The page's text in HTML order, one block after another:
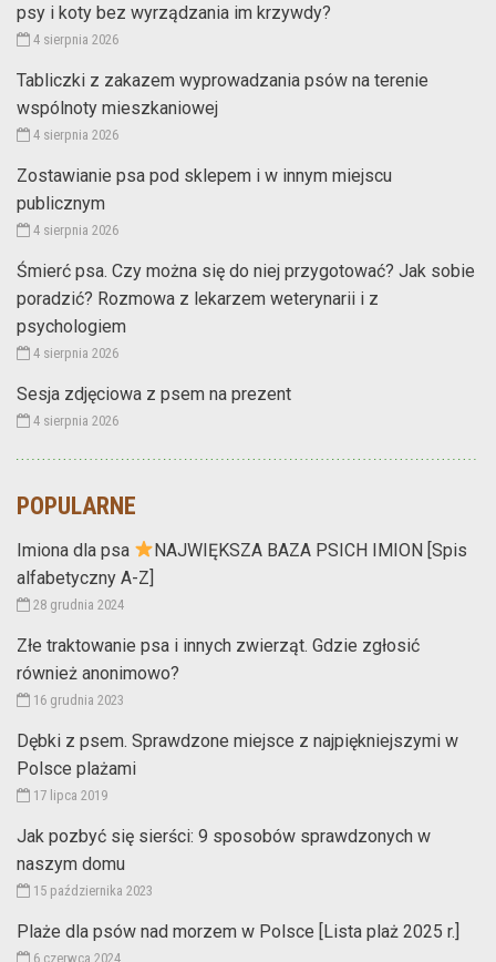
psy i koty bez wyrządzania im krzywdy?
4 sierpnia 2026
Tabliczki z zakazem wyprowadzania psów na terenie
wspólnoty mieszkaniowej
4 sierpnia 2026
Zostawianie psa pod sklepem i w innym miejscu
publicznym
4 sierpnia 2026
Śmierć psa. Czy można się do niej przygotować? Jak sobie
poradzić? Rozmowa z lekarzem weterynarii i z
psychologiem
4 sierpnia 2026
Sesja zdjęciowa z psem na prezent
4 sierpnia 2026
POPULARNE
Imiona dla psa
NAJWIĘKSZA BAZA PSICH IMION [Spis
alfabetyczny A-Z]
28 grudnia 2024
Złe traktowanie psa i innych zwierząt. Gdzie zgłosić
również anonimowo?
16 grudnia 2023
Dębki z psem. Sprawdzone miejsce z najpiękniejszymi w
Polsce plażami
17 lipca 2019
Jak pozbyć się sierści: 9 sposobów sprawdzonych w
naszym domu
15 października 2023
Plaże dla psów nad morzem w Polsce [Lista plaż 2025 r.]
6 czerwca 2024